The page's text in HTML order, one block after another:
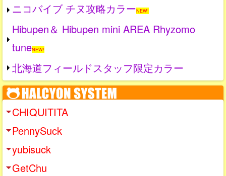
ニコバイブ チヌ攻略カラーNEW!
Hibupen＆ Hibupen mini AREA Rhyzomo
tuneNEW!
北海道フィールドスタッフ限定カラー
CHIQUITITA
PennySuck
yubisuck
GetChu